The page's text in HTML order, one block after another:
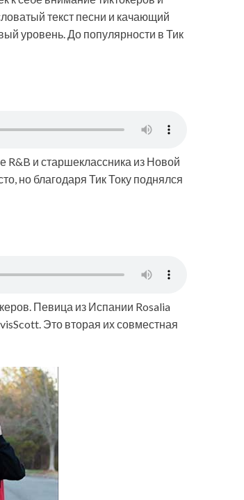
текст песни и качающий
уровень. До популярности в Тик
R&B и старшеклассника из Новой
но благодаря Тик Току поднялся
Певица из Испании Rosalia
Это вторая их совместная